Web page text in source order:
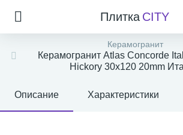
Плитка CITY
Керамогранит
Керамогранит Atlas Concorde
Hickory 30x120 20mm
Описание Характеристики